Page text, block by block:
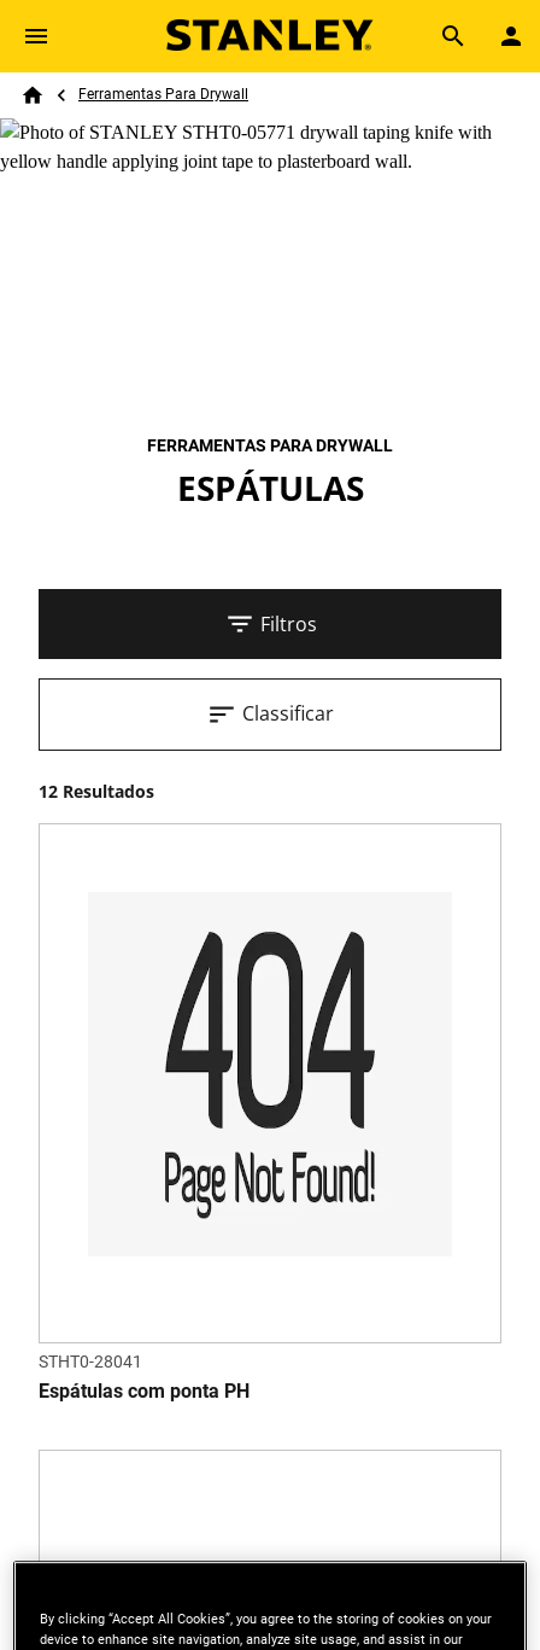
Skip to main content
Search
Breadcrumb
Ferramentas Para Drywall
FERRAMENTAS PARA DRYWALL
ESPÁTULAS
Filtros
12 Resultados
Classificar
STHT0-28041
Espátulas com ponta PH
By clicking “Accept All Cookies”, you agree to the storing of cookies on your
device to enhance site navigation, analyze site usage, and assist in our